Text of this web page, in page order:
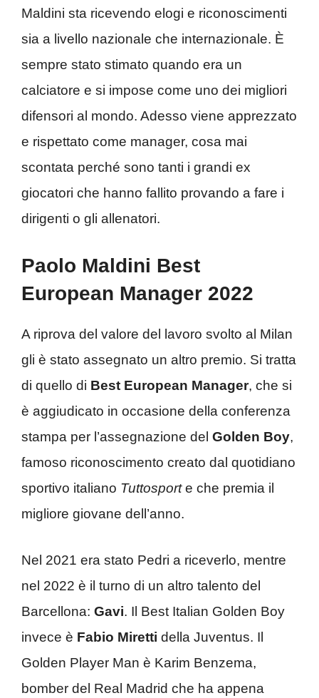
Maldini sta ricevendo elogi e riconoscimenti
sia a livello nazionale che internazionale. È
sempre stato stimato quando era un
calciatore e si impose come uno dei migliori
difensori al mondo. Adesso viene apprezzato
e rispettato come manager, cosa mai
scontata perché sono tanti i grandi ex
giocatori che hanno fallito provando a fare i
dirigenti o gli allenatori.
Paolo Maldini Best
European Manager 2022
A riprova del valore del lavoro svolto al Milan
gli è stato assegnato un altro premio. Si tratta
di quello di Best European Manager, che si
è aggiudicato in occasione della conferenza
stampa per l’assegnazione del Golden Boy,
famoso riconoscimento creato dal quotidiano
sportivo italiano Tuttosporte che premia il
migliore giovane dell’anno.
Nel 2021 era stato Pedri a riceverlo, mentre
nel 2022 è il turno di un altro talento del
Barcellona: Gavi. Il Best Italian Golden Boy
invece è Fabio Miretti della Juventus. Il
Golden Player Man è Karim Benzema,
bomber del Real Madrid che ha appena